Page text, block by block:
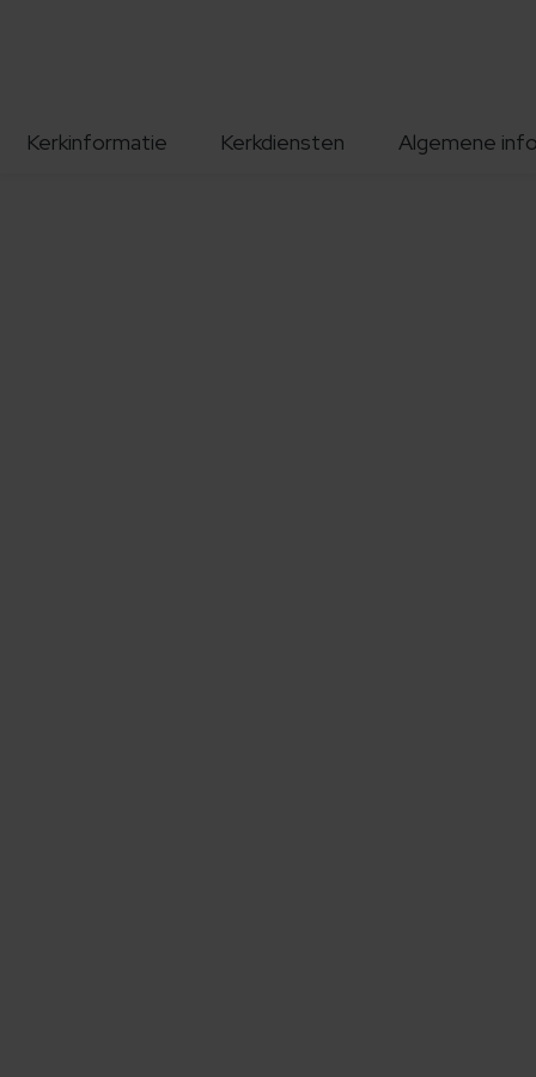
Kerkinformatie Kerkdiensten Algemene